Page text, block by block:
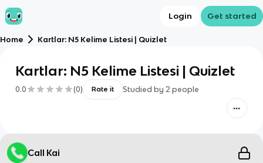
Login Get started
Home Kartlar: N5 Kelime Listesi | Quizlet
Kartlar: N5 Kelime Listesi | Quizlet
0.0 (0) Rate it Studied by 2 people
Call Kai